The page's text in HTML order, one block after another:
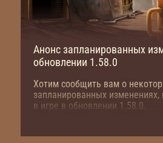
Анонс запланированных
обновлении 1.58.0
Хотим сообщить вам о
запланированных изменениях,
в игре в обновлении 1.58.0.